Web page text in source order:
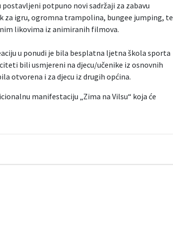
potpuno novi sadržaji za zabavu
za igru, ogromna trampolina, bungee jumping, te
likovima iz animiranih filmova.
u ponudi je bila besplatna ljetna škola sporta
bili usmjereni na djecu/učenike iz osnovnih
otvorena i za djecu iz drugih općina.
manifestaciju „Zima na Vilsu“ koja će